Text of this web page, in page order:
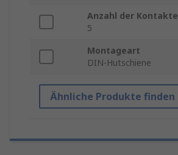
Anzahl der Kontakte
5
Montageart
DIN-Hutschiene
Ähnliche Produkte finden